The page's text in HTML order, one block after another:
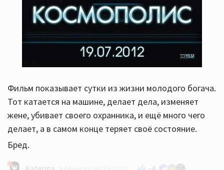
Фильм показывает сутки из жизни молодого богача.
Тот катается на машине, делает дела, изменяет
жене, убивает своего охранника, и ещё много чего
делает, а в самом конце теряет своё состояние.
Бред.